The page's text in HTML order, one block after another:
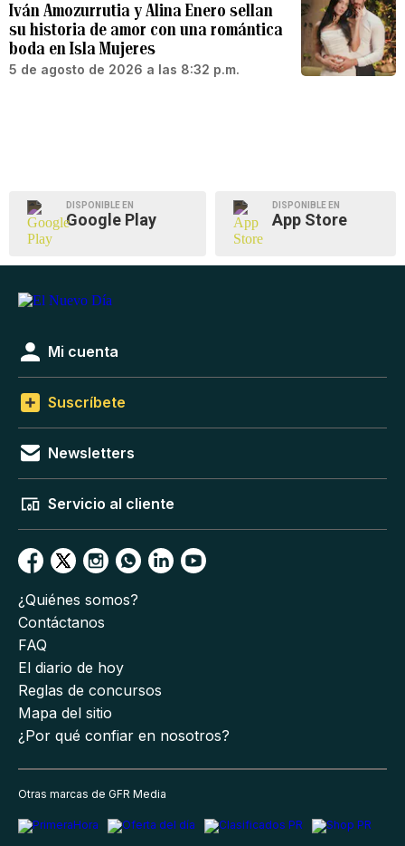
Iván Amozurrutia y Alina Enero sellan
su historia de amor con una romántica
boda en Isla Mujeres
5 de agosto de 2026 a las 8:32 p.m.
DISPONIBLE EN
Google Play
DISPONIBLE EN
App Store
Mi cuenta
Suscríbete
Newsletters
Servicio al cliente
¿Quiénes somos?
Contáctanos
FAQ
El diario de hoy
Reglas de concursos
Mapa del sitio
¿Por qué confiar en nosotros?
Otras marcas de GFR Media